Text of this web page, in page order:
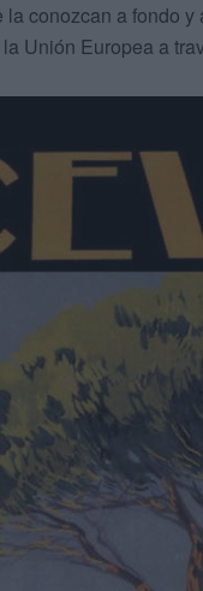
la conozcan a fondo
Unión Europea a